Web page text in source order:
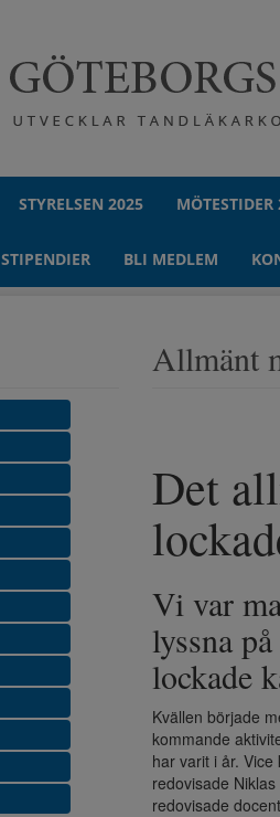
STYRELSEN 2025 MÖTESTIDER
STIPENDIER BLI MEDLEM
Allmänt
Det
Vi var
lyssna
lockade
Kvällen började
kommande
har varit i år.
redovisade
redovisade